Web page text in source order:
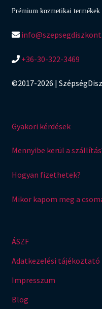
Prémium kozmetikai termékek
+36-30-322-3469
©2017-2026 |
Gyakori kérdések
Mennyibe kerül a
Hogyan fizethetek?
Mikor kapom meg a
ÁSZF
Adatkezelési tájékoztató
Impresszum
Blog